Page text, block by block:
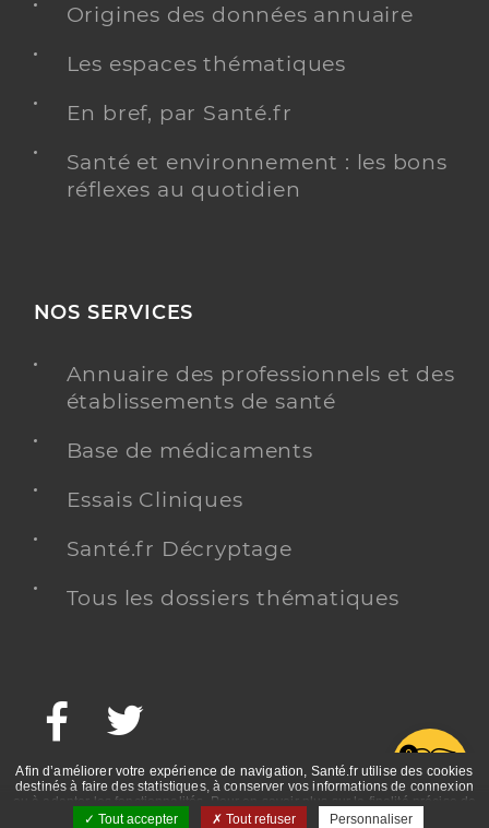
Origines des données annuaire
Les espaces thématiques
En bref, par Santé.fr
Santé et environnement : les bons
réflexes au quotidien
NOS SERVICES
Annuaire des professionnels et des
établissements de santé
Base de médicaments
Essais Cliniques
Santé.fr Décryptage
Tous les dossiers thématiques
Facebook
Afin d’améliorer votre expérience de navigation, Santé.fr utilise des cookies
destinés à faire des statistiques, à conserver vos informations de connexion
ou à adapter les fonctionnalités. Pour en savoir plus sur la finalité précise de
ces cookies, nous vous invitons à prendre connaissance de la politique de
Tout accepter Tout refuser Personnaliser